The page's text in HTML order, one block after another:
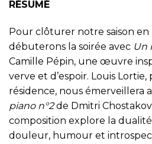
RÉSUMÉ
Pour clôturer notre saison
débuterons la soirée avec Un
Camille Pépin, une œuvre
verve et d’espoir. Louis Lortie,
résidence, nous émerveillera
piano n°2de Dmitri
composition explore la
douleur, humour et